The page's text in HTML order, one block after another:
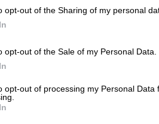
opt-out of the Sharing of my personal
opt-out of the Sale of my Personal Data.
opt-out of processing my Personal Data
του Diddy - Σε
παραγωγού